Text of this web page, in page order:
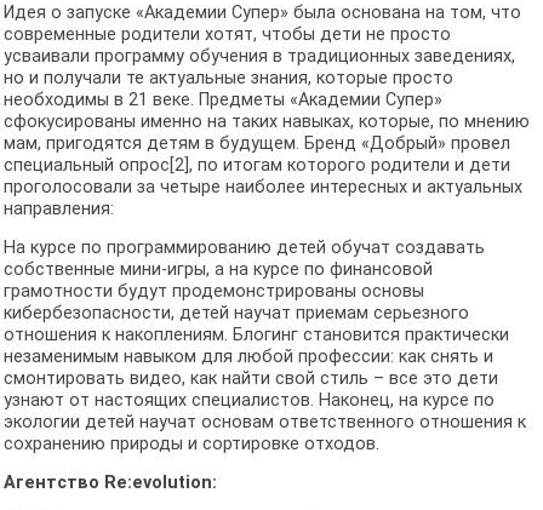
Идея о запуске «Академии Супер» была основана на том, что
современные родители хотят, чтобы дети не просто
усваивали программу обучения в традиционных заведениях,
но и получали те актуальные знания, которые просто
необходимы в 21 веке. Предметы «Академии Супер»
сфокусированы именно на таких навыках, которые, по мнению
мам, пригодятся детям в будущем. Бренд «Добрый» провел
специальный опрос[2], по итогам которого родители и дети
проголосовали за четыре наиболее интересных и актуальных
направления:
На курсе по программированию детей обучат создавать
собственные мини-игры, а на курсе по финансовой
грамотности будут продемонстрированы основы
кибербезопасности, детей научат приемам серьезного
отношения к накоплениям. Блогинг становится практически
незаменимым навыком для любой профессии: как снять и
смонтировать видео, как найти свой стиль – все это дети
узнают от настоящих специалистов. Наконец, на курсе по
экологии детей научат основам ответственного отношения к
сохранению природы и сортировке отходов.
Агентство Re:evolution: